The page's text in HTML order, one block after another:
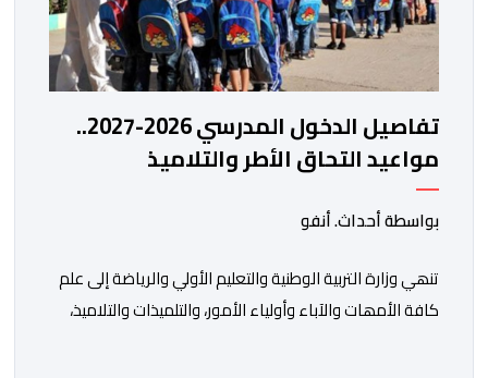
تفاصيل الدخول المدرسي 2026-2027..
مواعيد التحاق الأطر والتلاميذ
بالمؤسسات التعليمية
بواسطة أحداث. أنفو
تنھي وزارة التربیة الوطنیة والتعلیم الأولي والریاضة إلى علم
كافة الأمھات والآباء وأولیاء الأمور، والتلمیذات والتلامیذ،